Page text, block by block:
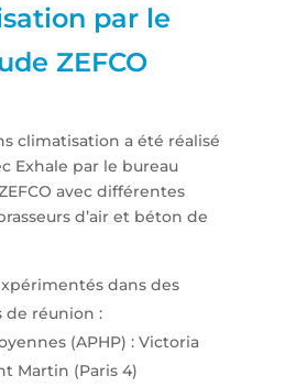
par le
ZEFCO
climatisation a été réalisé
Exhale par le bureau
avec différentes
d’air et béton de
dans des
de réunion :
(APHP) : Victoria
Martin (Paris 4)